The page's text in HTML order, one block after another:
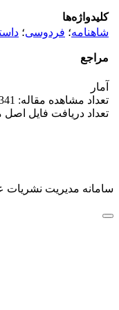
کلیدواژه‌ها
شاهنامه؛ فردوسی؛
مراجع
آمار
تعداد مشاهده مقاله: 1,341
تعداد دریافت فایل اصل
سامانه مدیریت نشریات